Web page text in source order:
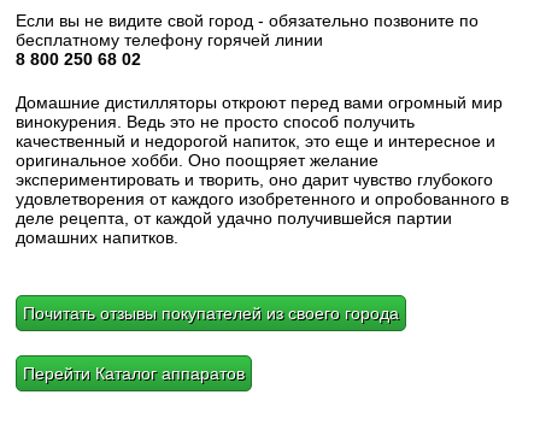
Если вы не видите свой город - обязательно позвоните по
бесплатному телефону горячей линии
8 800 250 68 02​
Домашние дистилляторы откроют перед вами огромный мир
винокурения. Ведь это не просто способ получить
качественный и недорогой напиток, это еще и интересное и
оригинальное хобби. Оно поощряет желание
экспериментировать и творить, оно дарит чувство глубокого
удовлетворения от каждого изобретенного и опробованного в
деле рецепта, от каждой удачно получившейся партии
домашних напитков.
Почитать отзывы покупателей из своего города
Перейти Каталог аппаратов